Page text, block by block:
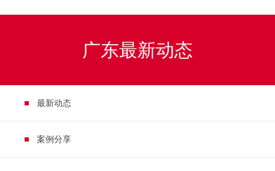
广东最新动态
最新动态
案例分享